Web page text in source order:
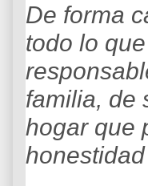
De forma
todo lo
familia, de
hogar que